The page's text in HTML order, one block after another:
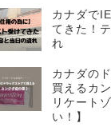
カナダで
てきた！
れ
カナダの
買えるカ
リケート
い！】